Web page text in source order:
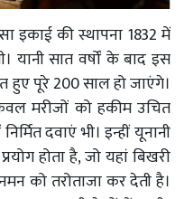
इकाई की स्थापना 1832 में
यानी सात वर्षों के बाद इस
हुए पूरे 200 साल हो जाएंगे।
मरीजों को हकीम उचित
दवाएं भी। इन्हीं यूनानी
होता है, जो यहां बिखरी
को तरोताजा कर देती है।